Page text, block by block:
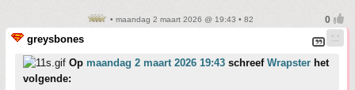
• maandag 2 maart 2026 @ 19:43 • 82
greysbones
Op maandag 2 maart 2026 19:43 schreef Wrapster het
volgende: